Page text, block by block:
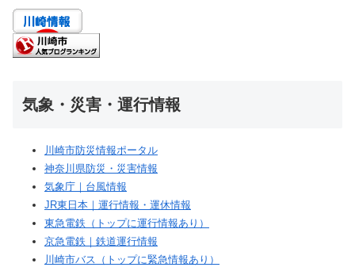
気象・災害・運行情報
川崎市防災情報ポータル
神奈川県防災・災害情報
気象庁｜台風情報
JR東日本｜運行情報・運休情報
東急電鉄（トップに運行情報あり）
京急電鉄｜鉄道運行情報
川崎市バス（トップに緊急情報あり）